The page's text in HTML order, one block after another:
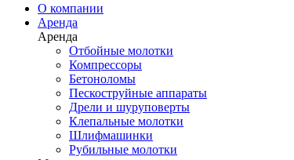
О компании
Аренда
Аренда
Отбойные молотки
Компрессоры
Бетоноломы
Пескоструйные аппараты
Дрели и шуруповерты
Клепальные молотки
Шлифмашинки
Рубильные молотки